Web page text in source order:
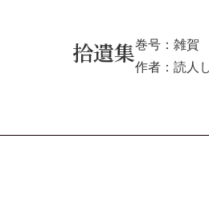
拾遺集巻号：雑賀
作者：読人